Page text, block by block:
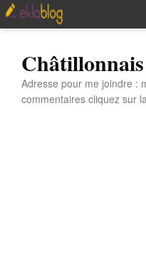
Adresse pour me joindre :
commentaires cliquez sur